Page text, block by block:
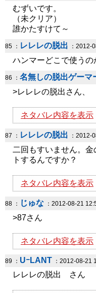
むずいです。
（未クリア）
誰かたすけて～
85 ： レレレの脱出 ：2012-
ハンマーどこで使うの
86 ： 名無しの脱出ゲーマ
>レレレの脱出さん、
ネタバレ内容を表示
87 ： レレレの脱出 ：2012-
二回もすいません。
トするんですか？
ネタバレ内容を表示
88 ： じゅな ：2012-08-21
>87さん
ネタバレ内容を表示
89 ： UｰLANT ：2012-08-21
レレレの脱出 さん